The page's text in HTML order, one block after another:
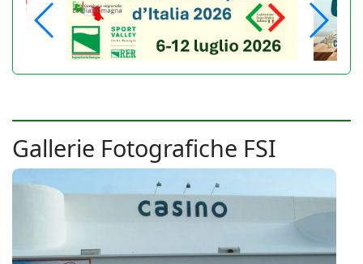
Gallerie Fotografiche FSI